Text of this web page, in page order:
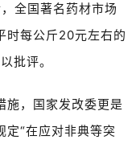
全国著名药材市场
时每公斤20元左右的
批评。
施，国家发改委更是
定“在应对非典等突